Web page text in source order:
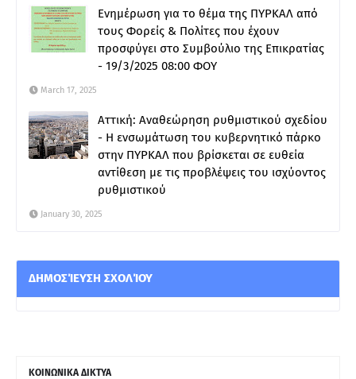
Ενημέρωση για το θέμα της ΠΥΡΚΑΛ από
τους Φορείς & Πολίτες που έχουν
προσφύγει στο Συμβούλιο της Επικρατίας
- 19/3/2025 08:00 ΦΟΥ
March 17, 2025
Αττική: Αναθεώρηση ρυθμιστικού σχεδίου
- Η ενσωμάτωση του κυβερνητικό πάρκο
στην ΠΥΡΚΑΛ που βρίσκεται σε ευθεία
αντίθεση με τις προβλέψεις του ισχύοντος
ρυθμιστικού
January 30, 2025
ΔΗΜΟΣΊΕΥΣΗ ΣΧΟΛΊΟΥ
ΚΟΙΝΩΝΙΚΑ ΔΙΚΤΥΑ